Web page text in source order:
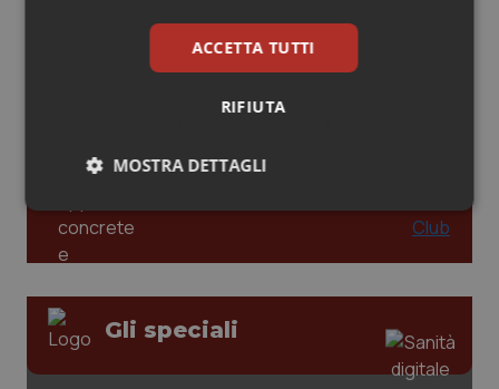
Sardegna
Valle D’Aosta
Veneto
Malattia di Crohn & Rettocolite Ulcerosa
Oncodermatologia
Oncoematologia
Oncologia & Nutrizione
AI e telemedicina nello studio
uso protetto
Gli speciali
ACCETTA TUTTI
RIFIUTA
MOSTRA DETTAGLI
Necessari Statistici Marketing